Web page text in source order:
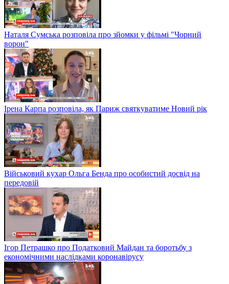
Наталя Сумська розповіла про зйомки у фільмі "Чорний
ворон"
Ірена Карпа розповіла, як Париж святкуватиме Новий рік
Військовий кухар Ольга Бенда про особистий досвід на
передовій
Ігор Петрашко про Податковий Майдан та боротьбу з
економічними наслідками коронавірусу